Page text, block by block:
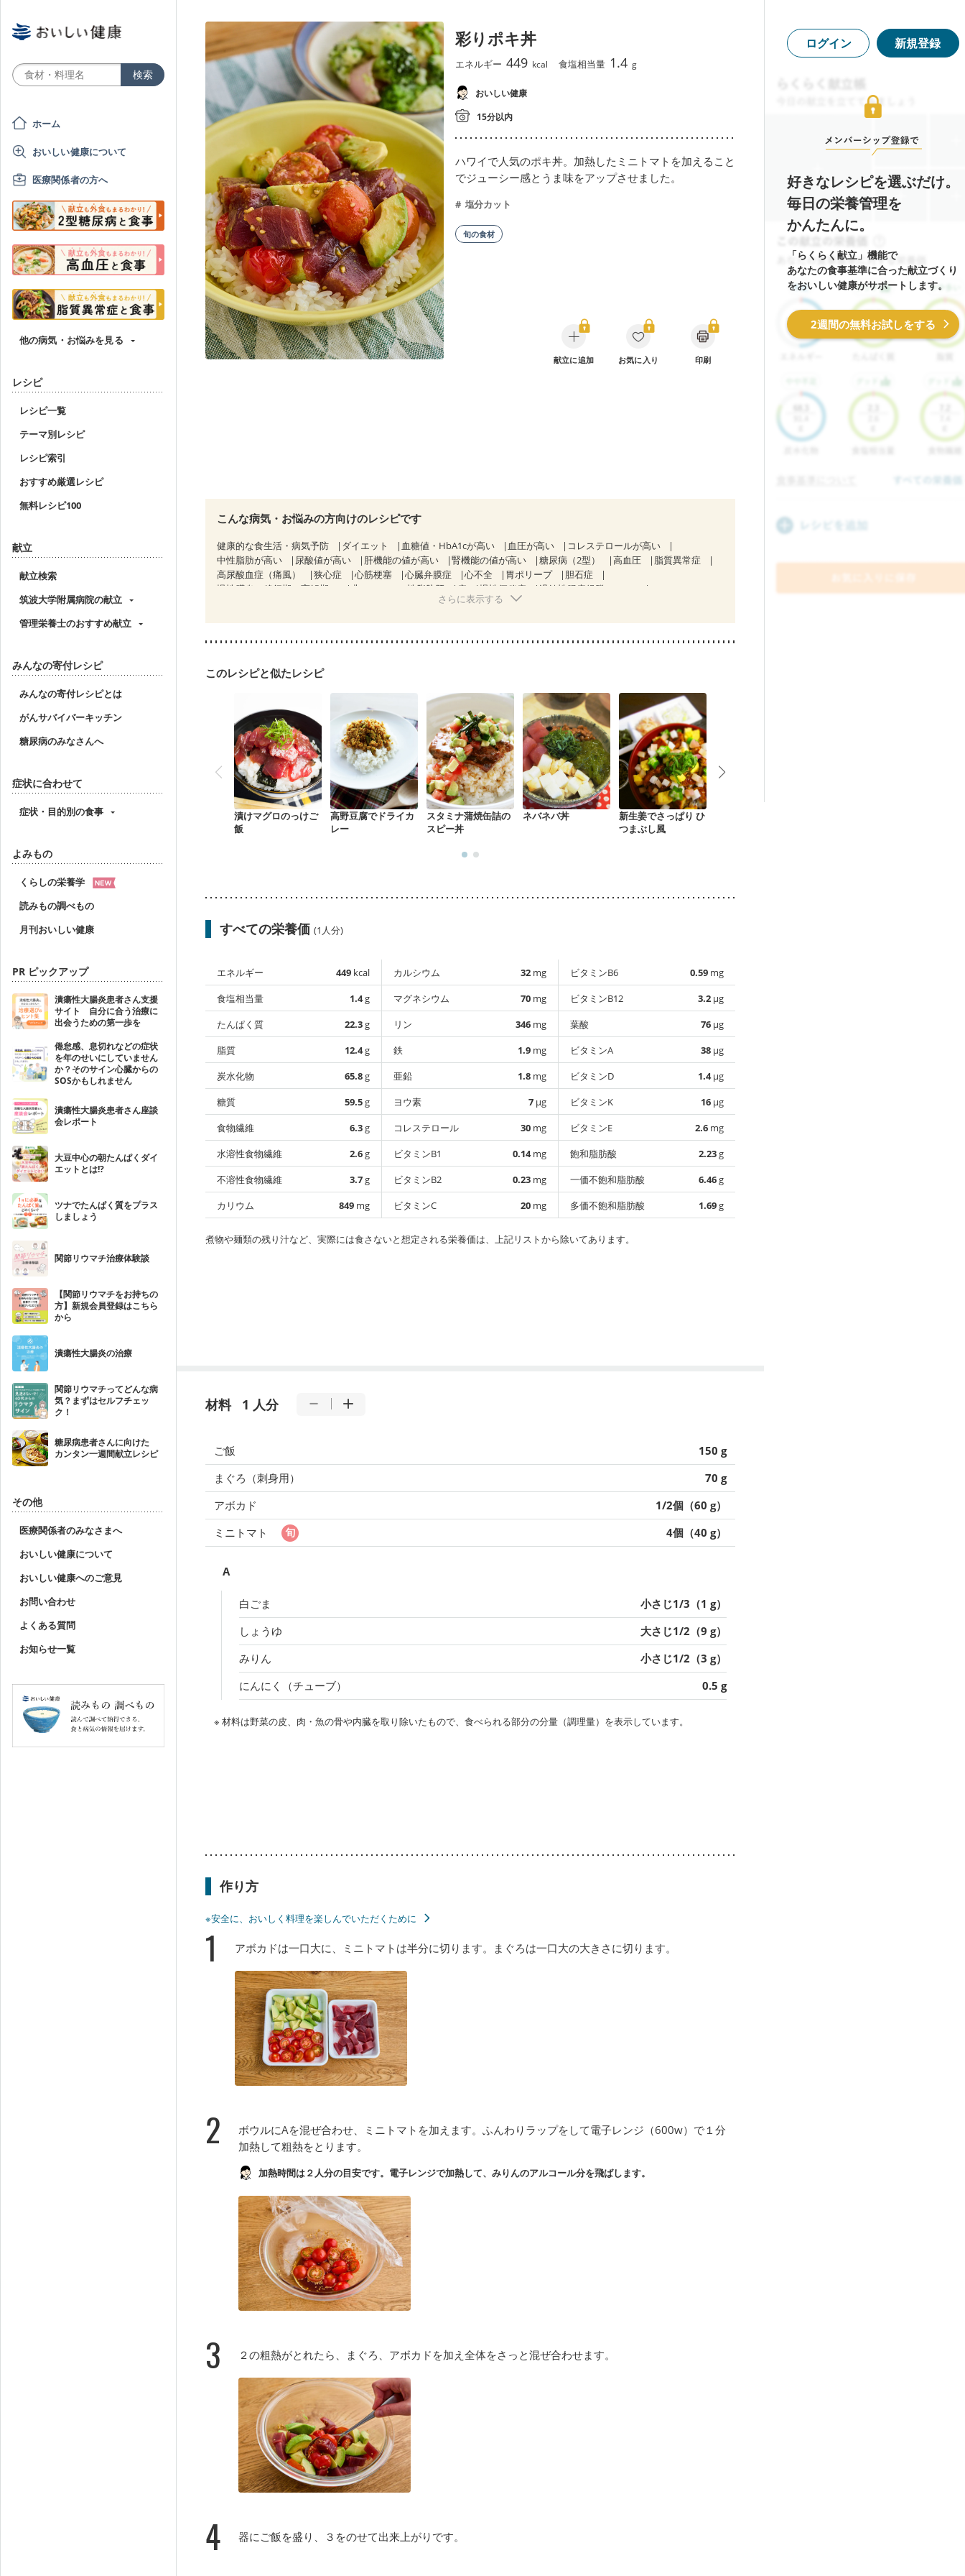
ホーム
おいしい健康について
医療関係者の方へ
他の病気・お悩みを見る
レシピ
レシピ一覧
テーマ別レシピ
レシピ索引
おすすめ厳選レシピ
無料レシピ100
献立
献立検索
筑波大学附属病院の献立
管理栄養士のおすすめ献立
みんなの寄付レシピ
みんなの寄付レシピとは
がんサバイバーキッチン
糖尿病のみなさんへ
症状に合わせて
症状・目的別の食事
よみもの
くらしの栄養学
読みもの調べもの
月刊おいしい健康
PR ピックアップ
潰瘍性大腸炎患者さん支援
サイト 自分に合う治療に
出会うための第一歩を
倦怠感、息切れなどの症状
を年のせいにしていません
か？そのサイン心臓からの
SOSかもしれません
潰瘍性大腸炎患者さん座談
会レポート
大豆中心の朝たんぱくダイ
エットとは!?
ツナでたんぱく質をプラス
しましょう
関節リウマチ治療体験談
【関節リウマチをお持ちの
方】新規会員登録はこちら
から
潰瘍性大腸炎の治療
関節リウマチってどんな病
気？まずはセルフチェッ
ク！
糖尿病患者さんに向けた
カンタン一週間献立レシピ
その他
医療関係者のみなさまへ
おいしい健康について
おいしい健康へのご意見
お問い合わせ
よくある質問
お知らせ一覧
彩りポキ丼
エネルギー 449 kcal 食塩相当量 1.4 g
おいしい健康
15分以内
ハワイで人気のポキ丼。加熱したミニトマトを加えること
でジューシー感とうま味をアップさせました。
塩分カット
旬の食材
献立に追加 お気に入り 印刷
こんな病気・お悩みの方向けのレシピです
健康的な食生活・病気予防 ダイエット 血糖値・HbA1cが高い 血圧が高い
コレステロールが高い
中性脂肪が高い
尿酸値が高い 肝機能の値が高い 腎機能の値が高い 糖尿病（2型） 高血圧
脂質異常症
高尿酸血症（痛風）
狭心症 心筋梗塞 心臓弁膜症 心不全 胃ポリープ
胆石症
慢性膵炎（移行期・寛解期）
非アルコール性脂肪肝 痔 慢性便秘症
過敏性腸症候群（IBS）
糖尿病性腎症（第２期）
産後（母乳）
産後（混合栄養） 産後（ミルク） 骨折 骨粗しょう症 関節リウマチ
乾癬
さらに表示する
このレシピと似たレシピ
漬けマグロのっけご
飯
高野豆腐でドライカ
レー
スタミナ蒲焼缶詰の
スピー丼
ネバネバ丼
新生姜でさっぱり ひ
つまぶし風
すべての栄養価 (1人分)
エネルギー 449 kcal
食塩相当量
1.4g
たんぱく質
22.3g
脂質
12.4g
炭水化物
65.8g
糖質
59.5g
食物繊維
6.3g
水溶性食物繊維
2.6g
不溶性食物繊維
3.7g
カリウム
849 mg
カルシウム 32 mg
マグネシウム
70 mg
リン
346 mg
鉄
1.9 mg
亜鉛
1.8 mg
ヨウ素
7 µg
コレステロール
30 mg
ビタミンB1
0.14mg
ビタミンB2
0.23 mg
ビタミンC
20 mg
ビタミンB6 0.59 mg
ビタミンB12
3.2 µg
葉酸
76 µg
ビタミンA
38 µg
ビタミンD
1.4µg
ビタミンK
16 µg
ビタミンE
2.6 mg
飽和脂肪酸
2.23g
一価不飽和脂肪酸
6.46g
多価不飽和脂肪酸
1.69g
煮物や麺類の残り汁など、実際には食さないと想定される栄養価は、上記リストから除いてあります。
材料 1 人分
ご飯
150 g
まぐろ（刺身用）
70 g
アボカド
1/2個（60 g）
ミニトマト
4個（40 g）
A
白ごま
小さじ1/3（1 g）
しょうゆ
大さじ1/2（9 g）
みりん
小さじ1/2（3 g）
にんにく（チューブ）
0.5 g
※ 材料は野菜の皮、肉・魚の骨や内臓を取り除いたもので、食べられる部分の分量（調理量）を表示しています。
作り方
※安全に、おいしく料理を楽しんでいただくために
1 アボカドは一口大に、ミニトマトは半分に切ります。まぐろは一口大の大きさに切ります。
2
ボウルにAを混ぜ合わせ、ミニトマトを加えます。ふんわりラップをして電子レンジ（600w）で１分
加熱して粗熱をとります。
加熱時間は２人分の目安です。電子レンジで加熱して、みりんのアルコール分を飛ばします。
3 ２の粗熱がとれたら、まぐろ、アボカドを加え全体をさっと混ぜ合わせます。
4 器にご飯を盛り、３をのせて出来上がりです。
ログイン 新規登録
好きなレシピを選ぶだけ。
毎日の栄養管理を
かんたんに。
「らくらく献立」機能で
あなたの食事基準に合った献立づくり
をおいしい健康がサポートします。
2週間の無料お試しをする